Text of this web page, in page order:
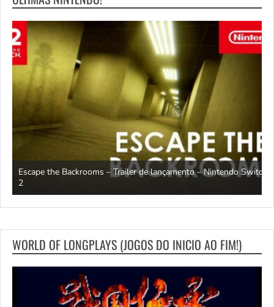
Escape the Backrooms – Trailer de lançamento – Nintendo Switch
2
WORLD OF LONGPLAYS (JOGOS DO INICIO AO FIM!)